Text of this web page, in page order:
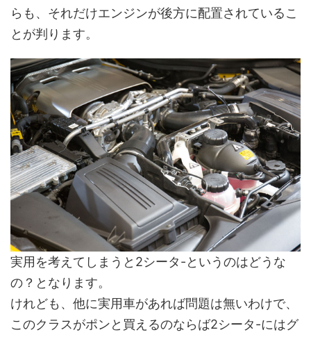
らも、それだけエンジンが後方に配置されているこ
とが判ります。
実用を考えてしまうと2シータ-というのはどうな
の？となります。
けれども、他に実用車があれば問題は無いわけで、
このクラスがポンと買えるのならば2シータ-にはグ